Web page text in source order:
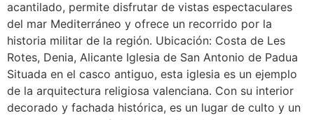
acantilado, permite disfrutar de vistas espectaculares
del mar Mediterráneo y ofrece un recorrido por la
historia militar de la región. Ubicación: Costa de Les
Rotes, Denia, Alicante Iglesia de San Antonio de Padua
Situada en el casco antiguo, esta iglesia es un ejemplo
de la arquitectura religiosa valenciana. Con su interior
decorado y fachada histórica, es un lugar de culto y un